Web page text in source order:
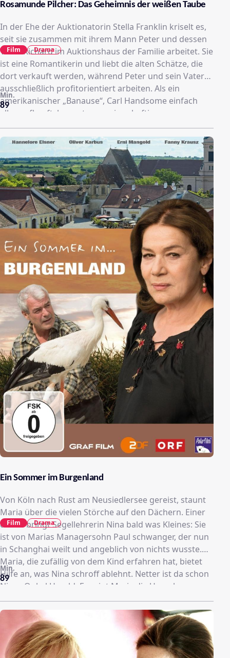
Rosamunde Pilcher: Das Geheimnis der weißen Taube
In der Ehe der Auktionatorin Stella Franklin kriselt es,
seit sie zusammen mit ihrem Mann Peter und dessen
Vater Richard im Auktionshaus der Familie arbeitet. Sie
ist eine Romantikerin und liebt die alten Schätze, die
dort verkauft werden, während Peter und sein Vater
ausschließlich profitorientiert arbeiten. Als ein
amerikanischer „Banause“, Carl Handsome einfach
alles aufkauft, kommt es zu einer heftigen
Familienauseinandersetzung. Sie beschließt nun
endgültig, sich scheiden zu lassen. Doch da erreicht
sie eine seltsame Einladung zu einer
Testamentseröffnung eines Lords Willoughby, von
dem sie noch nie im Leben gehört hat.
89
Min.
Film Drama
Ein Sommer im Burgenland
Von Köln nach Rust am Neusiedlersee gereist, staunt
Maria über die vielen Störche auf den Dächern. Einer
davon bringt Segellehrerin Nina bald was Kleines: Sie
ist von Marias Managersohn Paul schwanger, der nun
in Schanghai weilt und angeblich von nichts wusste.
Maria, die zufällig von dem Kind erfahren hat, bietet
Hilfe an, was Nina schroff ablehnt. Netter ist da schon
Ninas Onkel Harald. Er zeigt Maria die Umgebung –
was in ihr verschüttete Erinnerungen an die 50er
weckt, als sie mit ihren Eltern aus Ungarn in den
Westen kam…
89
Min.
Film Drama